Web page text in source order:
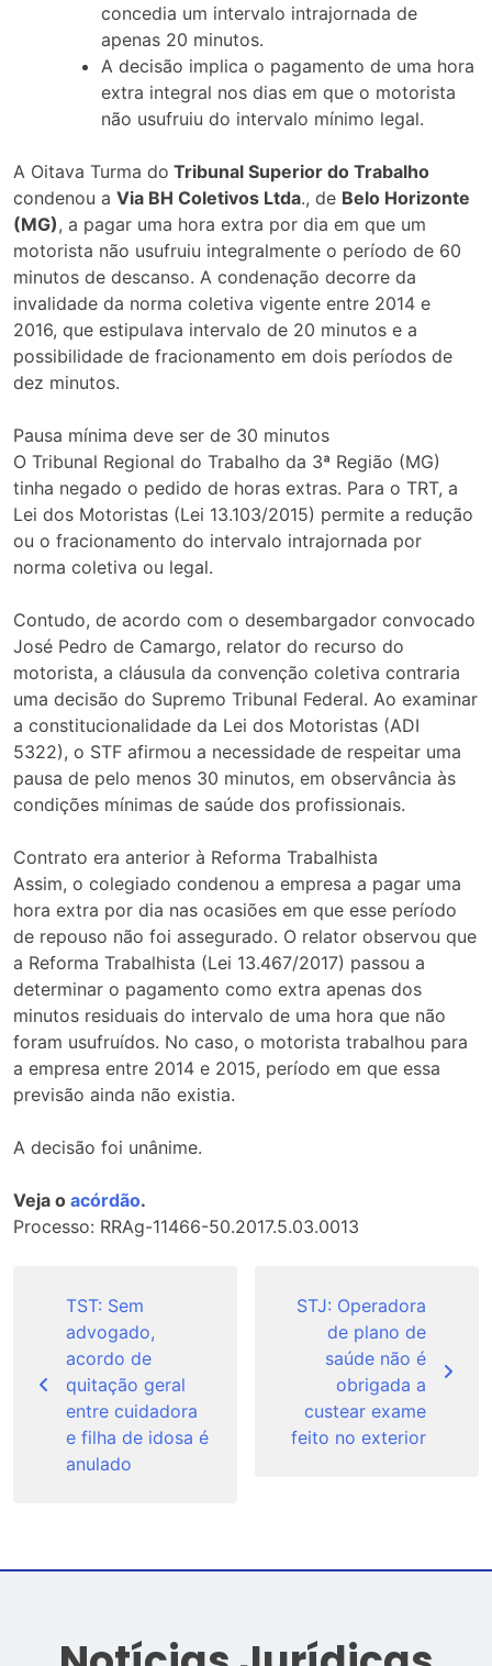
concedia um intervalo intrajornada de
apenas 20 minutos.
A decisão implica o pagamento de uma hora
extra integral nos dias em que o motorista
não usufruiu do intervalo mínimo legal.
A Oitava Turma do Tribunal Superior do Trabalho
condenou a Via BH Coletivos Ltda., de Belo Horizonte
(MG), a pagar uma hora extra por dia em que um
motorista não usufruiu integralmente o período de 60
minutos de descanso. A condenação decorre da
invalidade da norma coletiva vigente entre 2014 e
2016, que estipulava intervalo de 20 minutos e a
possibilidade de fracionamento em dois períodos de
dez minutos.
Pausa mínima deve ser de 30 minutos
O Tribunal Regional do Trabalho da 3ª Região (MG)
tinha negado o pedido de horas extras. Para o TRT, a
Lei dos Motoristas (Lei 13.103/2015) permite a redução
ou o fracionamento do intervalo intrajornada por
norma coletiva ou legal.
Contudo, de acordo com o desembargador convocado
José Pedro de Camargo, relator do recurso do
motorista, a cláusula da convenção coletiva contraria
uma decisão do Supremo Tribunal Federal. Ao examinar
a constitucionalidade da Lei dos Motoristas (ADI
5322), o STF afirmou a necessidade de respeitar uma
pausa de pelo menos 30 minutos, em observância às
condições mínimas de saúde dos profissionais.
Contrato era anterior à Reforma Trabalhista
Assim, o colegiado condenou a empresa a pagar uma
hora extra por dia nas ocasiões em que esse período
de repouso não foi assegurado. O relator observou que
a Reforma Trabalhista (Lei 13.467/2017) passou a
determinar o pagamento como extra apenas dos
minutos residuais do intervalo de uma hora que não
foram usufruídos. No caso, o motorista trabalhou para
a empresa entre 2014 e 2015, período em que essa
previsão ainda não existia.
A decisão foi unânime.
Veja o acórdão.
Processo: RRAg-11466-50.2017.5.03.0013
Post
TST: Sem
advogado,
acordo de
quitação geral
entre cuidadora
e filha de idosa é
anulado
STJ: Operadora
de plano de
saúde não é
obrigada a
custear exame
feito no exterior